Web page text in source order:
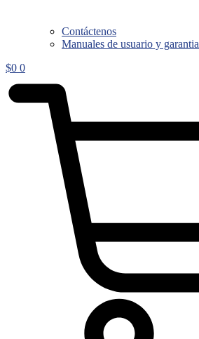
Contáctenos
Manuales de usuario y garantia
$0 0